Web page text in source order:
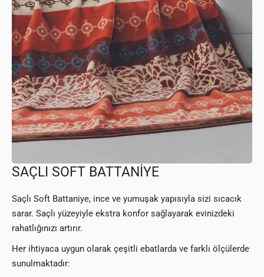
SAÇLI SOFT BATTANİYE
Saçlı Soft Battaniye, ince ve yumuşak yapısıyla sizi sıcacık
sarar. Saçlı yüzeyiyle ekstra konfor sağlayarak evinizdeki
rahatlığınızı artırır.
Her ihtiyaca uygun olarak çeşitli ebatlarda ve farklı ölçülerde
sunulmaktadır: